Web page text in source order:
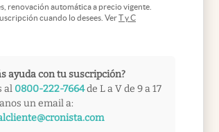
renovación automática a precio vigente.
cuando lo desees. VerT y C
ayuda con tu suscripción?
al 0800-222-7664de L a V de 9 a 17
un email a: